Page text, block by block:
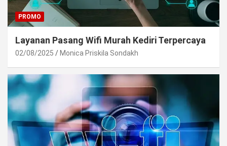
PROMO
Layanan Pasang Wifi Murah Kediri Terpercaya
02/08/2025 Monica Priskila Sondakh